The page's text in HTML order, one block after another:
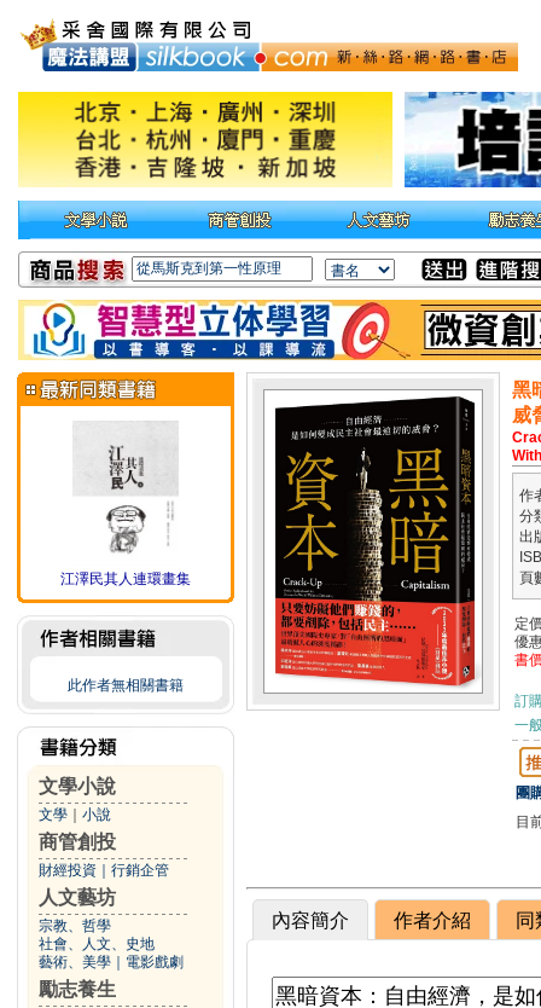
江澤民其人連環畫集
此作者無相關書籍
文學小說
文學 小說
商管創投
財經投資 行銷企管
人文藝坊
宗教、哲學
社會、人文、史地
藝術、美學
電影戲劇
勵志養生
黑
威
作
分
出
頁
定
優
書
訂
一
團
目
內容簡介 作者介紹 同